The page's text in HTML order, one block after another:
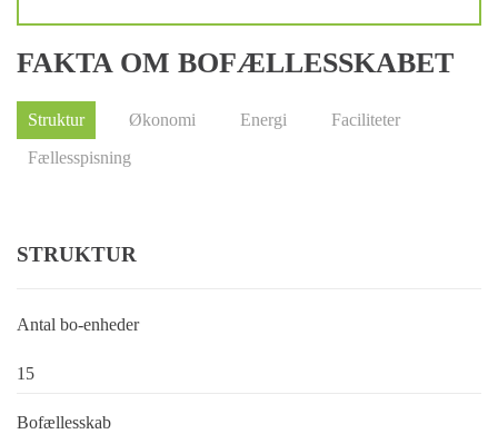
FAKTA OM BOFÆLLESSKABET
Struktur Økonomi Energi
Faciliteter
Fællesspisning
STRUKTUR
Antal bo-enheder
15
Bofællesskab